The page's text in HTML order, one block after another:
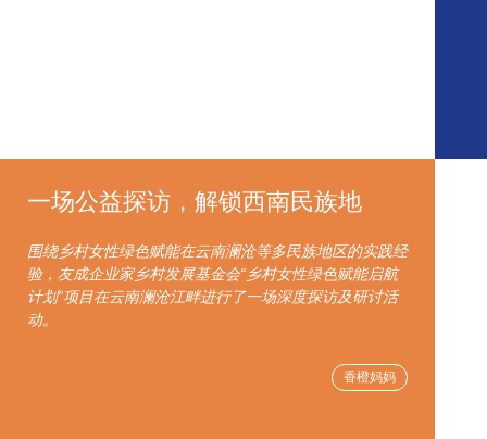
一场公益探访，解锁西南民族地
围绕乡村女性绿色赋能在云南澜沧等多民族地区的实践经
验，友成企业家乡村发展基金会“乡村女性绿色赋能启航
计划”项目在云南澜沧江畔进行了一场深度探访及研讨活
动。
香橙妈妈